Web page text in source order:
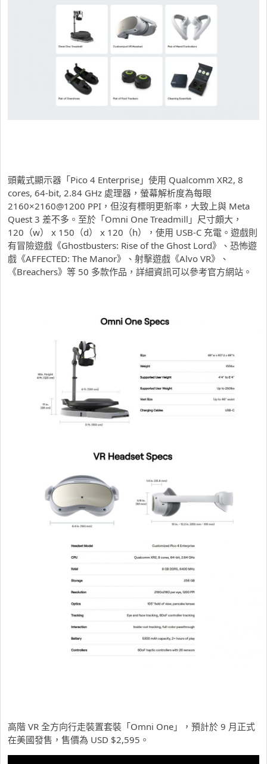
頭戴式顯示器「Pico 4 Enterprise」使用 Qualcomm XR2, 8
cores, 64-bit, 2.84 GHz 處理器，螢幕解析度為每眼
2160×2160@1200 PPI，但沒有標明更新率，大致上與 Meta
Quest 3 差不多。至於「Omni One Treadmill」尺寸頗大，
120（w） x 150（d） x 120（h），使用 USB-C 充電。遊戲則
有冒險遊戲《Ghostbusters: Rise of the Ghost Lord》、恐怖遊
戲《AFFECTED: The Manor》、射擊遊戲《Alvo VR》、
《Breachers》等 50 多款作品，詳細資訊可以參考官方網站。
高階 VR 全方向行走裝置套裝「Omni One」，預計於 9 月正式
在美國發售，售價為 USD $2,595。